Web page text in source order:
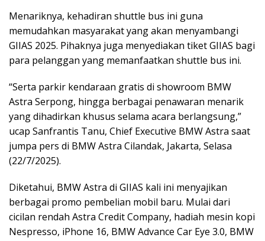
Menariknya, kehadiran shuttle bus ini guna
memudahkan masyarakat yang akan menyambangi
GIIAS 2025. Pihaknya juga menyediakan tiket GIIAS bagi
para pelanggan yang memanfaatkan shuttle bus ini.
“Serta parkir kendaraan gratis di showroom BMW
Astra Serpong, hingga berbagai penawaran menarik
yang dihadirkan khusus selama acara berlangsung,”
ucap Sanfrantis Tanu, Chief Executive BMW Astra saat
jumpa pers di BMW Astra Cilandak, Jakarta, Selasa
(22/7/2025).
Diketahui, BMW Astra di GIIAS kali ini menyajikan
berbagai promo pembelian mobil baru. Mulai dari
cicilan rendah Astra Credit Company, hadiah mesin kopi
Nespresso, iPhone 16, BMW Advance Car Eye 3.0, BMW